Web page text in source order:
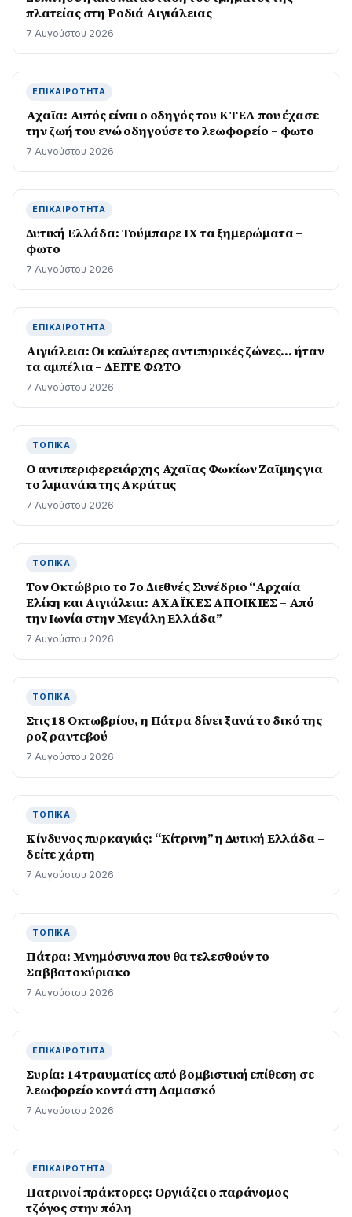
πλατείας στη Ροδιά Αιγιάλειας
7 Αυγούστου 2026
ΕΠΙΚΑΙΡΌΤΗΤΑ
Αχαϊα: Αυτός είναι ο οδηγός του ΚΤΕΛ που έχασε
την ζωή του ενώ οδηγούσε το λεωφορείο – φωτο
7 Αυγούστου 2026
ΕΠΙΚΑΙΡΌΤΗΤΑ
Δυτική Ελλάδα: Τούμπαρε ΙΧ τα ξημερώματα –
φωτο
7 Αυγούστου 2026
ΕΠΙΚΑΙΡΌΤΗΤΑ
Αιγιάλεια: Οι καλύτερες αντιπυρικές ζώνες… ήταν
τα αμπέλια – ΔΕΙΤΕ ΦΩΤΟ
7 Αυγούστου 2026
ΤΟΠΙΚΆ
O αντιπεριφερειάρχης Αχαϊας Φωκίων Ζαϊμης για
το λιμανάκι της Ακράτας
7 Αυγούστου 2026
ΤΟΠΙΚΆ
Τον Οκτώβριο το 7ο Διεθνές Συνέδριο “Αρχαία
Ελίκη και Αιγιάλεια: ΑΧΑΪΚΕΣ ΑΠΟΙΚΙΕΣ – Από
την Ιωνία στην Μεγάλη Ελλάδα”
7 Αυγούστου 2026
ΤΟΠΙΚΆ
Στις 18 Οκτωβρίου, η Πάτρα δίνει ξανά το δικό της
ροζ ραντεβού
7 Αυγούστου 2026
ΤΟΠΙΚΆ
Kίνδυνος πυρκαγιάς: “Κίτρινη” η Δυτική Ελλάδα –
δείτε χάρτη
7 Αυγούστου 2026
ΤΟΠΙΚΆ
Πάτρα: Μνημόσυνα που θα τελεσθούν το
Σαββατοκύριακο
7 Αυγούστου 2026
ΕΠΙΚΑΙΡΌΤΗΤΑ
Συρία: 14 τραυματίες από βομβιστική επίθεση σε
λεωφορείο κοντά στη Δαμασκό
7 Αυγούστου 2026
ΕΠΙΚΑΙΡΌΤΗΤΑ
Πατρινοί πράκτορες: Οργιάζει ο παράνομος
τζόγος στην πόλη